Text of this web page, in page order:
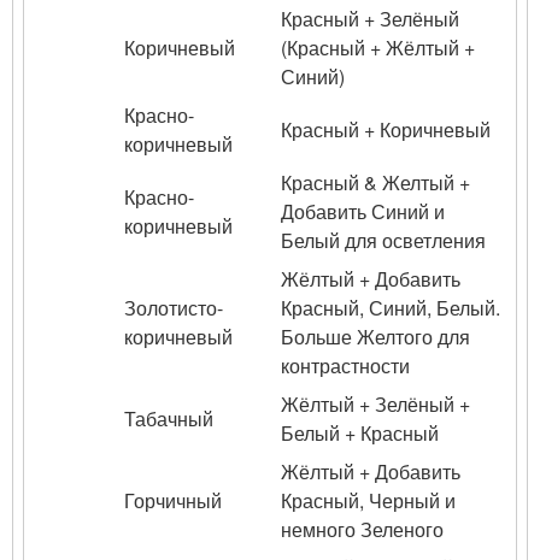
Коричневый
Красный + Зелёный
(Красный + Жёлтый +
Синий)
Красно-
коричневый
Красный + Коричневый
Красно-
коричневый
Красный & Желтый +
Добавить Синий и
Белый для осветления
Золотисто-
коричневый
Жёлтый + Добавить
Красный, Синий, Белый.
Больше Желтого для
контрастности
Табачный
Жёлтый + Зелёный +
Белый + Красный
Горчичный
Жёлтый + Добавить
Красный, Черный и
немного Зеленого